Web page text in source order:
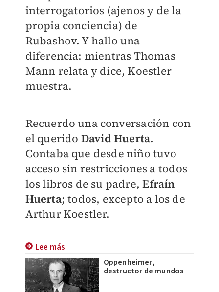
interrogatorios (ajenos y de la
propia conciencia) de
Rubashov. Y hallo una
diferencia: mientras Thomas
Mann relata y dice, Koestler
muestra.
Recuerdo una conversación con
el querido David Huerta.
Contaba que desde niño tuvo
acceso sin restricciones a todos
los libros de su padre,Efraín
Huerta; todos, excepto a los de
Arthur Koestler.
Lee más:
Oppenheimer,
destructor de mundos